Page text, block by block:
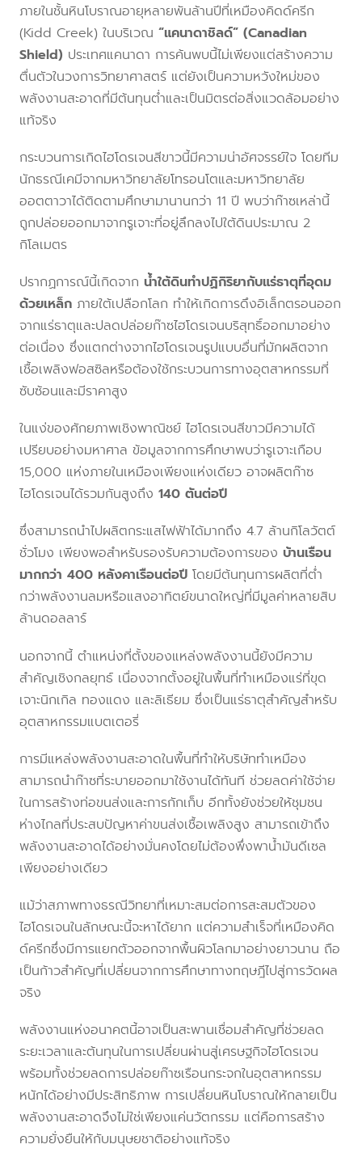
ภายในชั้นหินโบราณอายุหลายพันล้านปีที่เหมืองคิดด์ครีก
(Kidd Creek) ในบริเวณ “แคนาดาชิลด์” (Canadian
Shield) ประเทศแคนาดา การค้นพบนี้ไม่เพียงแต่สร้างความ
ตื่นตัวในวงการวิทยาศาสตร์ แต่ยังเป็นความหวังใหม่ของ
พลังงานสะอาดที่มีต้นทุนต่ำและเป็นมิตรต่อสิ่งแวดล้อมอย่าง
แท้จริง
กระบวนการเกิดไฮโดรเจนสีขาวนี้มีความน่าอัศจรรย์ใจ โดยทีม
นักธรณีเคมีจากมหาวิทยาลัยโทรอนโตและมหาวิทยาลัย
ออตตาวาได้ติดตามศึกษามานานกว่า 11 ปี พบว่าก๊าซเหล่านี้
ถูกปล่อยออกมาจากรูเจาะที่อยู่ลึกลงไปใต้ดินประมาณ 2
กิโลเมตร
ปรากฏการณ์นี้เกิดจาก น้ำใต้ดินทำปฏิกิริยากับแร่ธาตุที่อุดม
ด้วยเหล็ก ภายใต้เปลือกโลก ทำให้เกิดการดึงอิเล็กตรอนออก
จากแร่ธาตุและปลดปล่อยก๊าซไฮโดรเจนบริสุทธิ์ออกมาอย่าง
ต่อเนื่อง ซึ่งแตกต่างจากไฮโดรเจนรูปแบบอื่นที่มักผลิตจาก
เชื้อเพลิงฟอสซิลหรือต้องใช้กระบวนการทางอุตสาหกรรมที่
ซับซ้อนและมีราคาสูง
ในแง่ของศักยภาพเชิงพาณิชย์ ไฮโดรเจนสีขาวมีความได้
เปรียบอย่างมหาศาล ข้อมูลจากการศึกษาพบว่ารูเจาะเกือบ
15,000 แห่งภายในเหมืองเพียงแห่งเดียว อาจผลิตก๊าซ
ไฮโดรเจนได้รวมกันสูงถึง 140 ตันต่อปี
ซึ่งสามารถนำไปผลิตกระแสไฟฟ้าได้มากถึง 4.7 ล้านกิโลวัตต์
ชั่วโมง เพียงพอสำหรับรองรับความต้องการของ บ้านเรือน
มากกว่า 400 หลังคาเรือนต่อปี โดยมีต้นทุนการผลิตที่ต่ำ
กว่าพลังงานลมหรือแสงอาทิตย์ขนาดใหญ่ที่มีมูลค่าหลายสิบ
ล้านดอลลาร์
นอกจากนี้ ตำแหน่งที่ตั้งของแหล่งพลังงานนี้ยังมีความ
สำคัญเชิงกลยุทธ์ เนื่องจากตั้งอยู่ในพื้นที่ทำเหมืองแร่ที่ขุด
เจาะนิกเกิล ทองแดง และลิเธียม ซึ่งเป็นแร่ธาตุสำคัญสำหรับ
อุตสาหกรรมแบตเตอรี่
การมีแหล่งพลังงานสะอาดในพื้นที่ทำให้บริษัททำเหมือง
สามารถนำก๊าซที่ระบายออกมาใช้งานได้ทันที ช่วยลดค่าใช้จ่าย
ในการสร้างท่อขนส่งและการกักเก็บ อีกทั้งยังช่วยให้ชุมชน
ห่างไกลที่ประสบปัญหาค่าขนส่งเชื้อเพลิงสูง สามารถเข้าถึง
พลังงานสะอาดได้อย่างมั่นคงโดยไม่ต้องพึ่งพาน้ำมันดีเซล
เพียงอย่างเดียว
แม้ว่าสภาพทางธรณีวิทยาที่เหมาะสมต่อการสะสมตัวของ
ไฮโดรเจนในลักษณะนี้จะหาได้ยาก แต่ความสำเร็จที่เหมืองคิด
ด์ครีกซึ่งมีการแยกตัวออกจากพื้นผิวโลกมาอย่างยาวนาน ถือ
เป็นก้าวสำคัญที่เปลี่ยนจากการศึกษาทางทฤษฎีไปสู่การวัดผล
จริง
พลังงานแห่งอนาคตนี้อาจเป็นสะพานเชื่อมสำคัญที่ช่วยลด
ระยะเวลาและต้นทุนในการเปลี่ยนผ่านสู่เศรษฐกิจไฮโดรเจน
พร้อมทั้งช่วยลดการปล่อยก๊าซเรือนกระจกในอุตสาหกรรม
หนักได้อย่างมีประสิทธิภาพ การเปลี่ยนหินโบราณให้กลายเป็น
พลังงานสะอาดจึงไม่ใช่เพียงแค่นวัตกรรม แต่คือการสร้าง
ความยั่งยืนให้กับมนุษยชาติอย่างแท้จริง